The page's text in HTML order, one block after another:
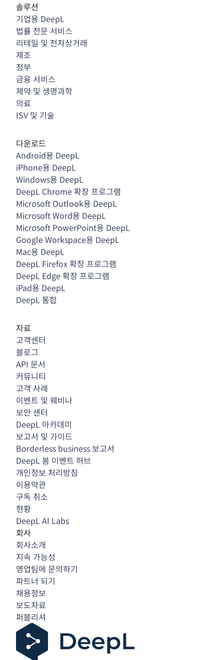
솔루션
기업용 DeepL
법률 전문 서비스
리테일 및 전자상거래
제조
정부
금융 서비스
제약 및 생명과학
의료
ISV 및 기술
다운로드
Android용 DeepL
iPhone용 DeepL
Windows용 DeepL
DeepL Chrome 확장 프로그램
Microsoft Outlook용 DeepL
Microsoft Word용 DeepL
Microsoft PowerPoint용 DeepL
Google Workspace용 DeepL
Mac용 DeepL
DeepL Firefox 확장 프로그램
DeepL Edge 확장 프로그램
iPad용 DeepL
DeepL 통합
자료
고객센터
블로그
API 문서
커뮤니티
고객 사례
이벤트 및 웨비나
보안 센터
DeepL 아카데미
보고서 및 가이드
Borderless business 보고서
DeepL 봄 이벤트 허브
개인정보 처리방침
이용약관
구독 취소
현황
DeepL AI Labs
회사
회사소개
지속 가능성
영업팀에 문의하기
파트너 되기
채용정보
보도자료
퍼블리셔